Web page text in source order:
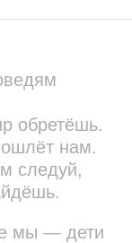
обретёшь.
нам.
следуй,
мы — дети